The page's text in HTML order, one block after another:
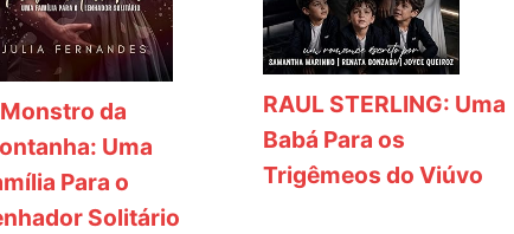
da
Uma
Para o
Solitário
RAUL STERLING: Uma
Babá Para os
Trigêmeos do Viúvo